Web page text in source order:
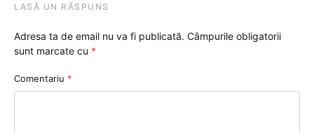
LASĂ UN RĂSPUNS
Adresa ta de email nu va fi publicată. Câmpurile obligatorii
sunt marcate cu *
Comentariu *